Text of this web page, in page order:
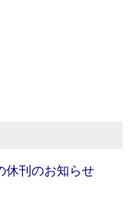
休刊のお知らせ